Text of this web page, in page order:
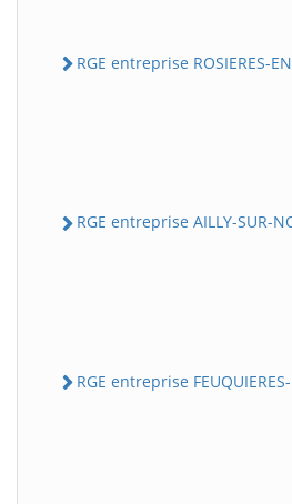
RGE entreprise ROSIERES-
RGE entreprise AILLY-SUR-
RGE entreprise